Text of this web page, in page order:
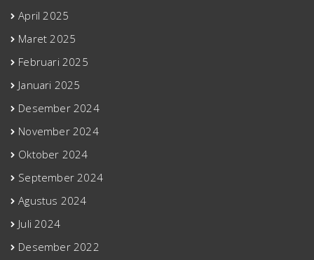
April 2025
Maret 2025
Februari 2025
Januari 2025
Desember 2024
November 2024
Oktober 2024
September 2024
Agustus 2024
Juli 2024
Desember 2022